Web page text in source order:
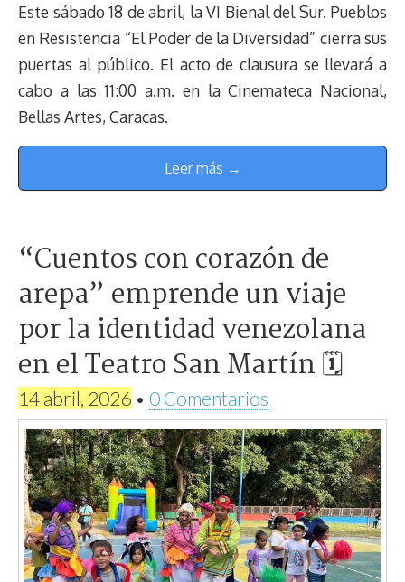
Este sábado 18 de abril, la VI Bienal del Sur. Pueblos
en Resistencia “El Poder de la Diversidad” cierra sus
puertas al público. El acto de clausura se llevará a
cabo a las 11:00 a.m. en la Cinemateca Nacional,
Bellas Artes, Caracas.
Leer más →
“Cuentos con corazón de
arepa” emprende un viaje
por la identidad venezolana
en el Teatro San Martín 🗓
14 abril, 2026 • 0 Comentarios